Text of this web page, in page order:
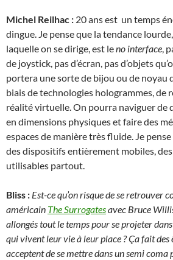
Michel Reilhac : 20 ans est un temps
dingue. Je pense que la tendance
laquelle on se dirige, est leno interface,
de joystick, pas d’écran, pas d’objets
portera une sorte de bijou ou de noyau
biais de technologies hologrammes, de
réalité virtuelle. On pourra naviguer de
en dimensions physiques et faire des
espaces de manière très fluide. Je
des dispositifs entièrement mobiles,
utilisables partout.
Bliss : Est-ce qu’on risque de se retrouver
américain The Surrogatesavec Bruce
allongés tout le temps pour se projeter
qui vivent leur vie à leur place ? Ça fait des
acceptent de se mettre dans un semi